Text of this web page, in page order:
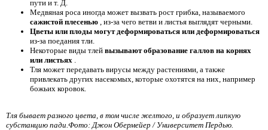
пути и т. Д.
Медвяная роса иногда может вызвать рост грибка, называемого
сажистой плесенью , из-за чего ветви и листья выглядят черными.
Цветы или плоды могут деформироваться или деформироваться
из-за поедания тли.
Некоторые виды тлей вызывают образование галлов на корнях
или листьях
Тля может передавать вирусы между растениями, а также
привлекать других насекомых, которые охотятся на них, например
божьих коровок.
Тля бывает разного цвета, в том числе желтого, и образует липкую
субстанцию ​​пади.Фото: Джон Обермейер / Университет Пердью.